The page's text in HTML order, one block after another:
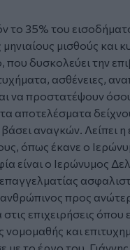
το 35% του
μισθούς και
που δυσκολεύει την
ασθένειες,
να προστατέψουν
αποτελέσματα
αναγκών. Λείπει η
όπως έκανε ο
είναι ο Ιερώνυμος
προς
επιχειρήσεις όπου
νομομαθής και